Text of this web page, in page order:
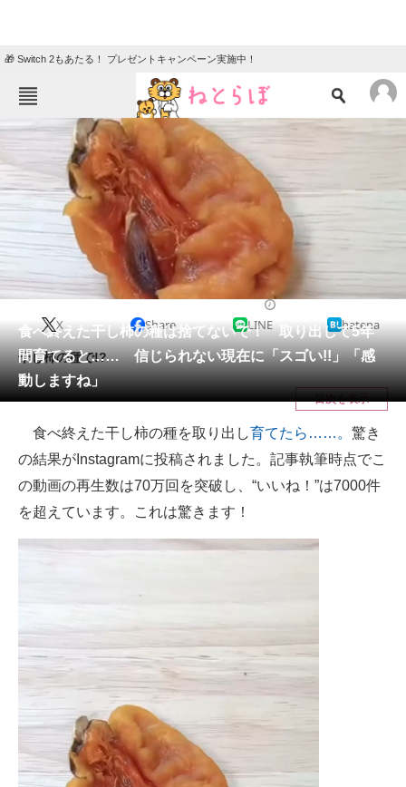
🎁 Switch 2もあたる！ プレゼントキャンペーン実施中！
ねとらぼメニュー
TOP ニュース
エンタメ クイズ
地域
住まい 教育・育児
動物
会員記事
メディア
注目記事を集めた総合ページ
ITの今と未来を見通す
スマホと通信の最新トレンド
進化するPCとデバイスの未来
企業ITのトレンドを詳説
経営リーダーのコミュニティ
マーケ×ITの今がよく分かる
食べ終えた干し柿の種は捨てないで！ 取り出して5年
間育てると…… 信じられない現在に「スゴい!!」「感
動しますね」
X Share LINE hatena
干し柿の種で!?
目次を表示
食べ終えた干し柿の種を取り出し育てたら……。 驚き
の結果がInstagramに投稿されました。記事執筆時点でこ
の動画の再生数は70万回を突破し、“いいね！”は7000件
を超えています。これは驚きます！